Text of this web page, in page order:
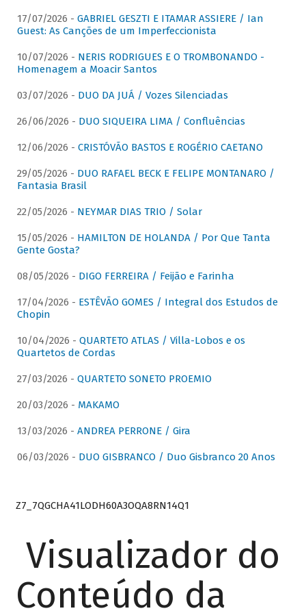
17/07/2026 - GABRIEL GESZTI E ITAMAR ASSIERE / Ian
Guest: As Canções de um Imperfeccionista
10/07/2026 - NERIS RODRIGUES E O TROMBONANDO -
Homenagem a Moacir Santos
03/07/2026 - DUO DA JUÁ / Vozes Silenciadas
26/06/2026 - DUO SIQUEIRA LIMA / Confluências
12/06/2026 - CRISTÓVÃO BASTOS E ROGÉRIO CAETANO
29/05/2026 - DUO RAFAEL BECK E FELIPE MONTANARO /
Fantasia Brasil
22/05/2026 - NEYMAR DIAS TRIO / Solar
15/05/2026 - HAMILTON DE HOLANDA / Por Que Tanta
Gente Gosta?
08/05/2026 - DIGO FERREIRA / Feijão e Farinha
17/04/2026 - ESTÊVÃO GOMES / Integral dos Estudos de
Chopin
10/04/2026 - QUARTETO ATLAS / Villa-Lobos e os
Quartetos de Cordas
27/03/2026 - QUARTETO SONETO PROEMIO
20/03/2026 - MAKAMO
13/03/2026 - ANDREA PERRONE / Gira
06/03/2026 - DUO GISBRANCO / Duo Gisbranco 20 Anos
Z7_7QGCHA41LODH60A3OQA8RN14Q1
Visualizador do
Conteúdo da